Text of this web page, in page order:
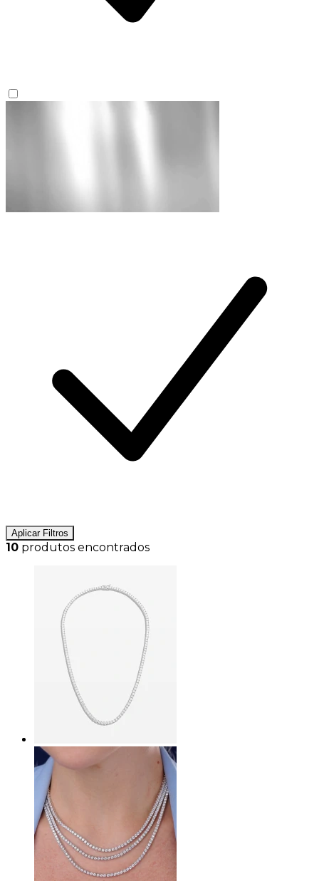
Aplicar Filtros
10 produtos encontrados